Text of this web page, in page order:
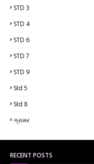
STD 3
STD 4
STD 6
STD 7
STD 9
Std 5
Std 8
ગ્રામર
RECENT POSTS